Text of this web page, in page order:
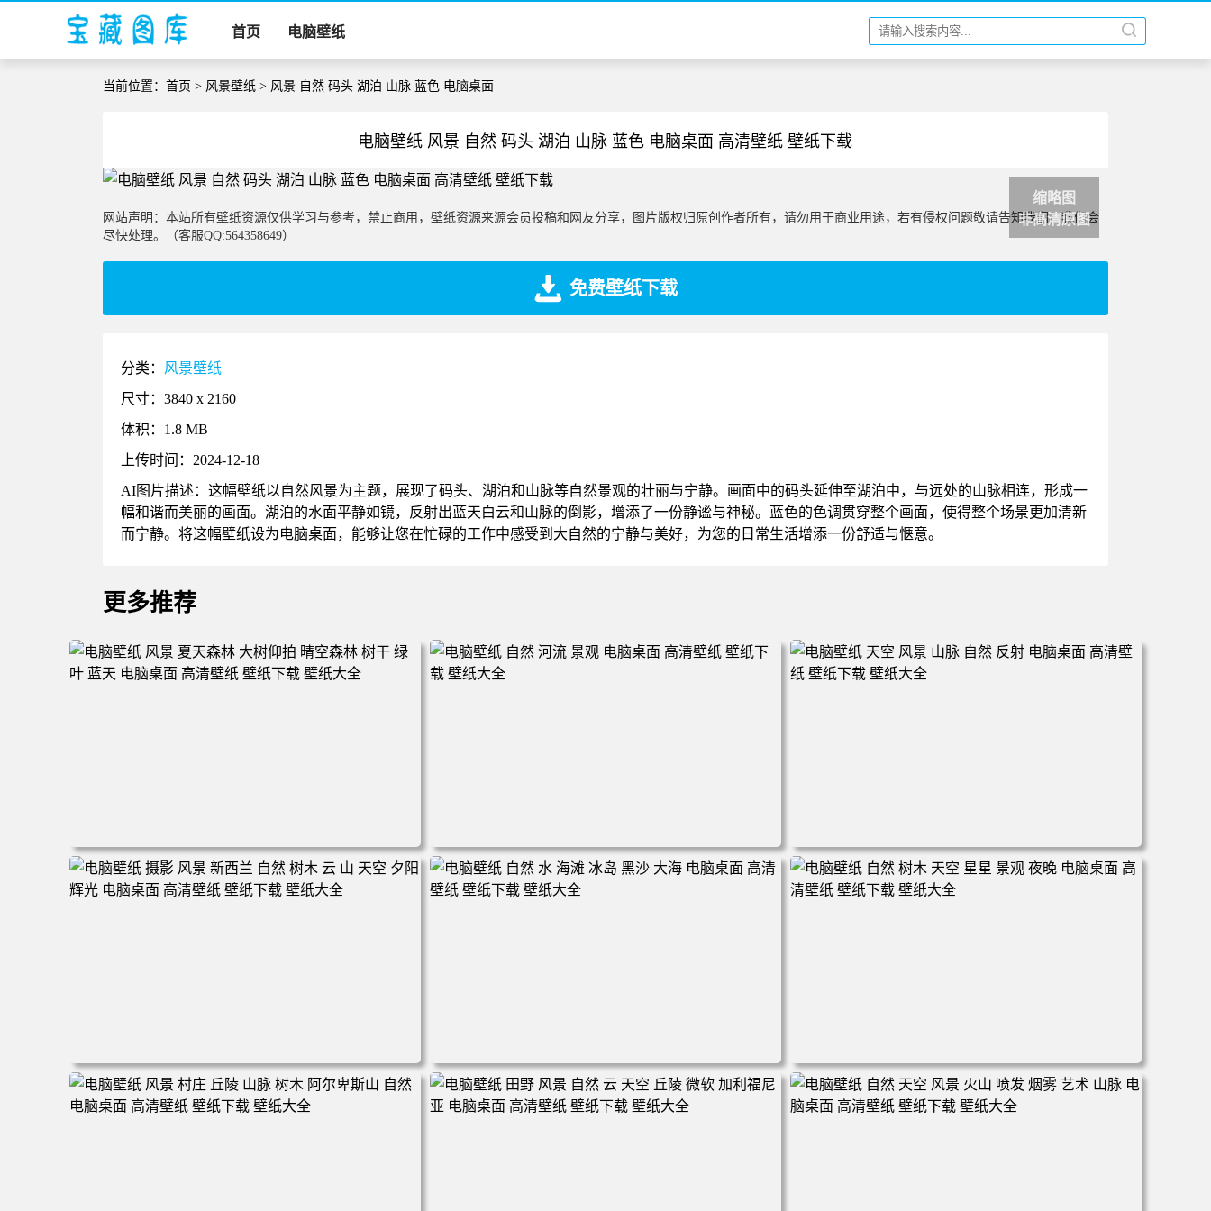
首页 电脑壁纸
当前位置：首页 > 风景壁纸 > 风景 自然 码头 湖泊 山脉 蓝色 电脑桌面
电脑壁纸 风景 自然 码头 湖泊 山脉 蓝色 电脑桌面 高清壁纸 壁纸下载
缩略图
非高清原图
网站声明：本站所有壁纸资源仅供学习与参考，禁止商用，壁纸资源来源会员投稿和网友分享，图片版权归原创作者所有，请勿用于商业用途，若有侵权问题敬请告知我们，我们会
尽快处理。（客服QQ:564358649）
免费壁纸下载
分类： 风景壁纸
尺寸：3840 x 2160
体积：1.8 MB
上传时间：2024-12-18
AI图片描述：这幅壁纸以自然风景为主题，展现了码头、湖泊和山脉等自然景观的壮丽与宁静。画面中的码头延伸至湖泊中，与远处的山脉相连，形成一
幅和谐而美丽的画面。湖泊的水面平静如镜，反射出蓝天白云和山脉的倒影，增添了一份静谧与神秘。蓝色的色调贯穿整个画面，使得整个场景更加清新
而宁静。将这幅壁纸设为电脑桌面，能够让您在忙碌的工作中感受到大自然的宁静与美好，为您的日常生活增添一份舒适与惬意。
更多推荐
电脑壁纸 风景 夏天森林 大树仰拍 晴空森林 树干 绿叶 蓝天
电脑桌面 高清壁纸 壁纸下载 壁纸大全
电脑壁纸 自然 河流 景观 电脑桌面 高清壁纸 壁纸下载 壁纸
大全
电脑壁纸 天空 风景 山脉 自然 反射 电脑桌面 高清壁纸 壁纸
下载 壁纸大全
电脑壁纸 摄影 风景 新西兰 自然 树木 云 山 天空 夕阳 辉光
电脑桌面 高清壁纸 壁纸下载 壁纸大全
电脑壁纸 自然 水 海滩 冰岛 黑沙 大海 电脑桌面 高清壁纸
壁纸下载 壁纸大全
电脑壁纸 自然 树木 天空 星星 景观 夜晚 电脑桌面 高清壁纸
壁纸下载 壁纸大全